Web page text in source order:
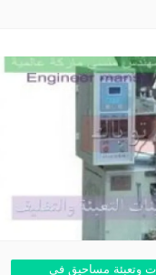
وتعبئة مساحيق في